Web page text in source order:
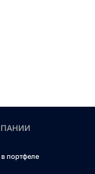
портфеле